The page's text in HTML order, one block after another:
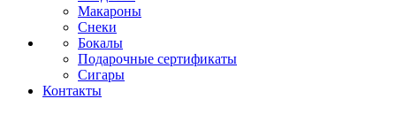
Макароны
Снеки
Бокалы
Подарочные сертификаты
Сигары
Контакты